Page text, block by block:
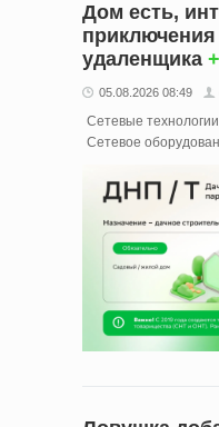
Дом есть,
приключения
удаленщика
05.08.2026 08:49
Сетевые технологии
Сетевое